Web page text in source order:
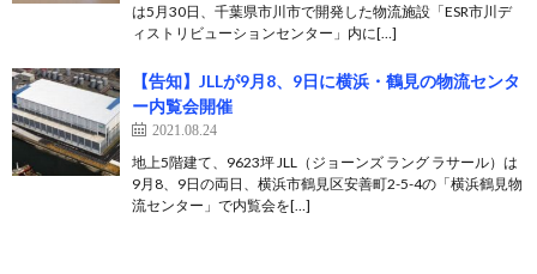
は5月30日、千葉県市川市で開発した物流施設「ESR市川デ
ィストリビューションセンター」内に[…]
【告知】JLLが9月8、9日に横浜・鶴見の物流センタ
ー内覧会開催
2021.08.24
地上5階建て、9623坪 JLL（ジョーンズ ラング ラサール）は
9月8、9日の両日、横浜市鶴見区安善町2-5-4の「横浜鶴見物
流センター」で内覧会を[…]